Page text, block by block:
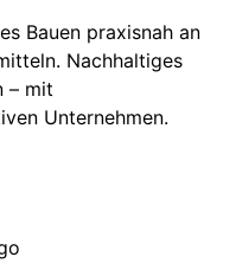
Bauen praxisnah an
Nachhaltiges
– mit
Unternehmen.